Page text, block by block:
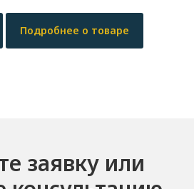
Подробнее о товаре
заявку или